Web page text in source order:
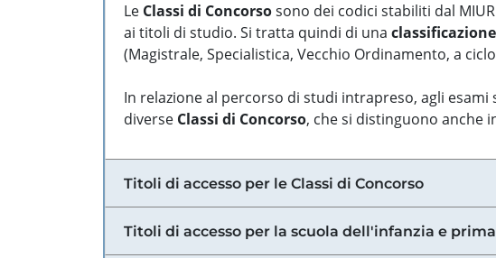
Le Classi di Concorsosono dei codici stabiliti dal
ai titoli di studio. Si tratta quindi di una
(Magistrale, Specialistica, Vecchio Ordinamento, a
In relazione al percorso di studi intrapreso, agli
diverse Classi di Concorso, che si distinguono anche
Titoli di accesso per le Classi di Concorso
Titoli di accesso per la scuola dell'infanzia e